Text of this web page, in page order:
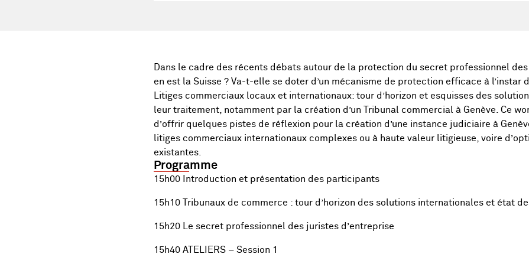
Dans le cadre des récents débats autour de la protection du secret professionnel
en est la Suisse ? Va-t-elle se doter d’un mécanisme de protection efficace à l’instar
Litiges commerciaux locaux et internationaux: tour d’horizon et esquisses des
leur traitement, notamment par la création d’un Tribunal commercial à Genève. Ce
d’offrir quelques pistes de réflexion pour la création d’une instance judiciaire à
litiges commerciaux internationaux complexes ou à haute valeur litigieuse, voire
existantes.
Programme
15h00 Introduction et présentation des participants
15h10 Tribunaux de commerce : tour d’horizon des solutions internationales et état
15h20 Le secret professionnel des juristes d’entreprise
15h40 ATELIERS – Session 1